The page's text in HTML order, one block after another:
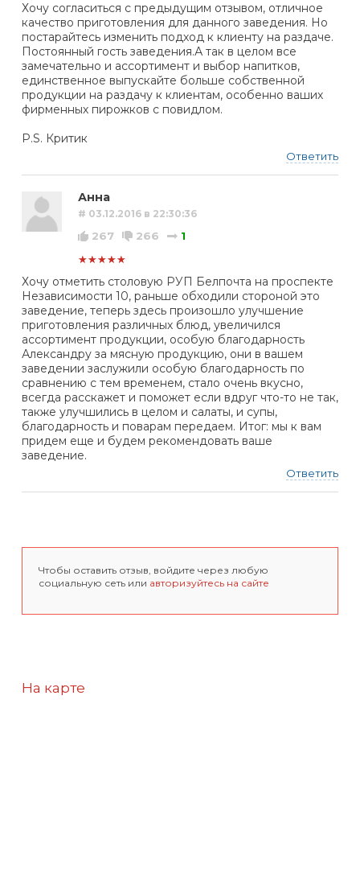
Хочу согласиться с предыдущим отзывом, отличное
качество приготовления для данного заведения. Но
постарайтесь изменить подход к клиенту на раздаче.
Постоянный гость заведения.А так в целом все
замечательно и ассортимент и выбор напитков,
единственное выпускайте больше собственной
продукции на раздачу к клиентам, особенно ваших
фирменных пирожков с повидлом.
P.S. Критик
Ответить
Анна
# 03.12.2016 в 22:30:36
267 266
1
★★★★★
Хочу отметить столовую РУП Белпочта на проспекте
Независимости 10, раньше обходили стороной это
заведение, теперь здесь произошло улучшение
приготовления различных блюд, увеличился
ассортимент продукции, особую благодарность
Александру за мясную продукцию, они в вашем
заведении заслужили особую благодарность по
сравнению с тем временем, стало очень вкусно,
всегда расскажет и поможет если вдруг что-то не так,
также улучшились в целом и салаты, и супы,
благодарность и поварам передаем. Итог: мы к вам
придем еще и будем рекомендовать ваше
заведение.
Ответить
Чтобы оставить отзыв, войдите через любую
социальную сеть или авторизуйтесь на сайте
На карте